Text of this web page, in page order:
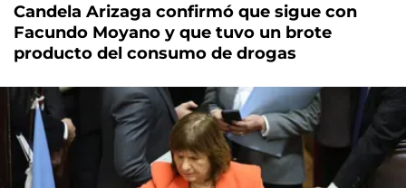
Candela Arizaga confirmó que sigue con
Facundo Moyano y que tuvo un brote
producto del consumo de drogas